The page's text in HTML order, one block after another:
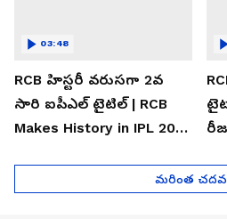
RCB హిస్టరీ వరుసగా 2వ
సారి ఐపీఎల్ టైటిల్ | RCB
Makes History in IPL 2026
03:48
మరింత